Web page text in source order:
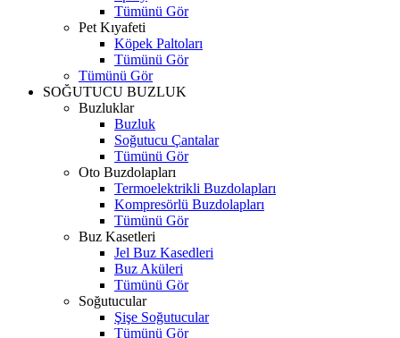
Tümünü Gör
Pet Kıyafeti
Köpek Paltoları
Tümünü Gör
Tümünü Gör
SOĞUTUCU BUZLUK
Buzluklar
Buzluk
Soğutucu Çantalar
Tümünü Gör
Oto Buzdolapları
Termoelektrikli Buzdolapları
Kompresörlü Buzdolapları
Tümünü Gör
Buz Kasetleri
Jel Buz Kasedleri
Buz Aküleri
Tümünü Gör
Soğutucular
Şişe Soğutucular
Tümünü Gör